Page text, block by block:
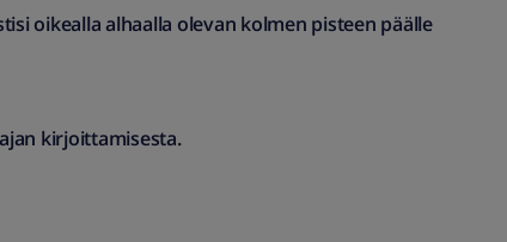
oikealla alhaalla olevan kolmen pisteen päälle
kirjoittamisesta.